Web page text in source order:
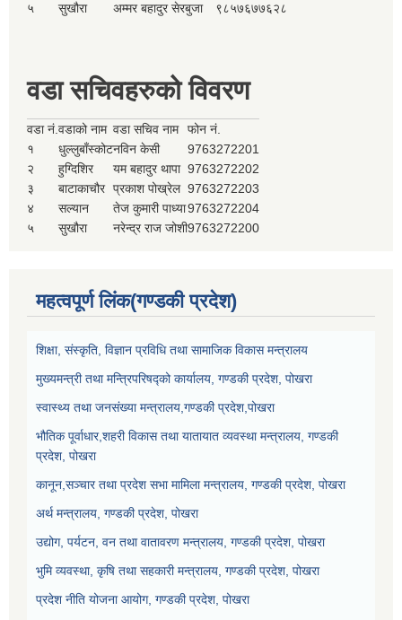
५
सुखौरा अम्मर बहादुर सेरबुजा ९८५७६७७६२८
वडा सचिवहरुको विवरण
वडा नं.वडाको नाम वडा सचिव नाम
फोन नं.
१
धुल्लुबाँस्कोटनविन केसी
9763272201
२
हुग्दिशिर यम बहादुर थापा 9763272202
३
बाटाकाचौर प्रकाश पोख्रेल 9763272203
४
सल्यान तेज कुमारी पाध्या9763272204
५
सुखौरा नरेन्द्र राज जोशी9763272200
महत्वपूर्ण लिंक(गण्डकी प्रदेश)
शिक्षा, संस्कृति, विज्ञान प्रविधि तथा सामाजिक विकास मन्त्रालय
मुख्यमन्त्री तथा मन्त्रिपरिषद्को कार्यालय, गण्डकी प्रदेश, पोखरा
स्वास्थ्य तथा जनसंख्या मन्त्रालय,गण्डकी प्रदेश,पोखरा
भौतिक पूर्वाधार,शहरी विकास तथा यातायात व्यवस्था मन्त्रालय, गण्डकी
प्रदेश, पोखरा
कानून,सञ्चार तथा प्रदेश सभा मामिला मन्त्रालय, गण्डकी प्रदेश, पोखरा
अर्थ मन्त्रालय, गण्डकी प्रदेश, पोखरा
उद्योग, पर्यटन, वन तथा वातावरण मन्त्रालय, गण्डकी प्रदेश, पोखरा
भुमि व्यवस्था, कृषि तथा सहकारी मन्त्रालय, गण्डकी प्रदेश, पोखरा
प्रदेश नीति योजना आयोग, गण्डकी प्रदेश, पोखरा